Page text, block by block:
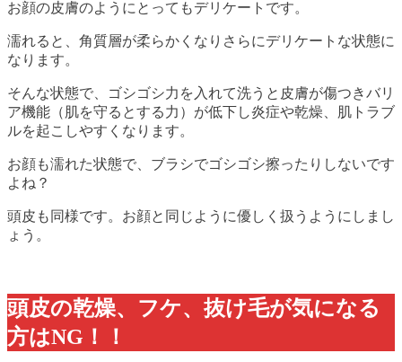
お顔の皮膚のようにとってもデリケートです。
濡れると、角質層が柔らかくなりさらにデリケートな状態に
なります。
そんな状態で、ゴシゴシ力を入れて洗うと皮膚が傷つきバリ
ア機能（肌を守るとする力）が低下し炎症や乾燥、肌トラブ
ルを起こしやすくなります。
お顔も濡れた状態で、ブラシでゴシゴシ擦ったりしないです
よね？
頭皮も同様です。お顔と同じように優しく扱うようにしまし
ょう。
頭皮の乾燥、フケ、抜け毛が気になる
方はNG！！